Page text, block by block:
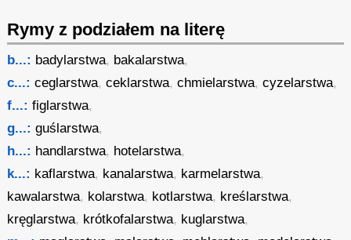
Rymy z podziałem na literę
b...: badylarstwa, bakalarstwa,
c...: ceglarstwa,ceklarstwa,chmielarstwa,cyzelarstwa,
f...: figlarstwa,
g...: guślarstwa,
h...: handlarstwa, hotelarstwa,
k...: kaflarstwa, kanalarstwa, karmelarstwa,
kawalarstwa, kolarstwa, kotlarstwa, kreślarstwa,
kręglarstwa, krótkofalarstwa, kuglarstwa,